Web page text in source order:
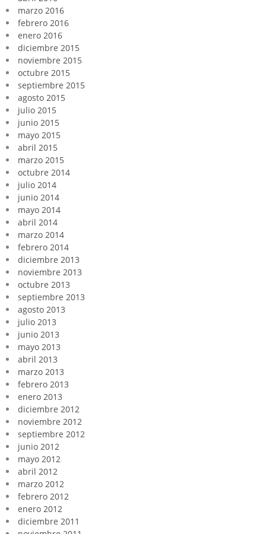
marzo 2016
febrero 2016
enero 2016
diciembre 2015
noviembre 2015
octubre 2015
septiembre 2015
agosto 2015
julio 2015
junio 2015
mayo 2015
abril 2015
marzo 2015
octubre 2014
julio 2014
junio 2014
mayo 2014
abril 2014
marzo 2014
febrero 2014
diciembre 2013
noviembre 2013
octubre 2013
septiembre 2013
agosto 2013
julio 2013
junio 2013
mayo 2013
abril 2013
marzo 2013
febrero 2013
enero 2013
diciembre 2012
noviembre 2012
septiembre 2012
junio 2012
mayo 2012
abril 2012
marzo 2012
febrero 2012
enero 2012
diciembre 2011